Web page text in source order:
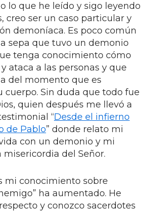
lo que he leído y sigo leyendo
creo ser un caso particular y
demoníaca. Es poco común
sepa que tuvo un demonio
tenga conocimiento cómo
ataca a las personas y que
del momento que es
cuerpo. Sin duda que todo fue
quien después me llevó a
“Desde el infierno
de Pablo” donde relato mi
con un demonio y mi
misericordia del Señor.
mi conocimiento sobre
ha aumentado. He
y conozco sacerdotes